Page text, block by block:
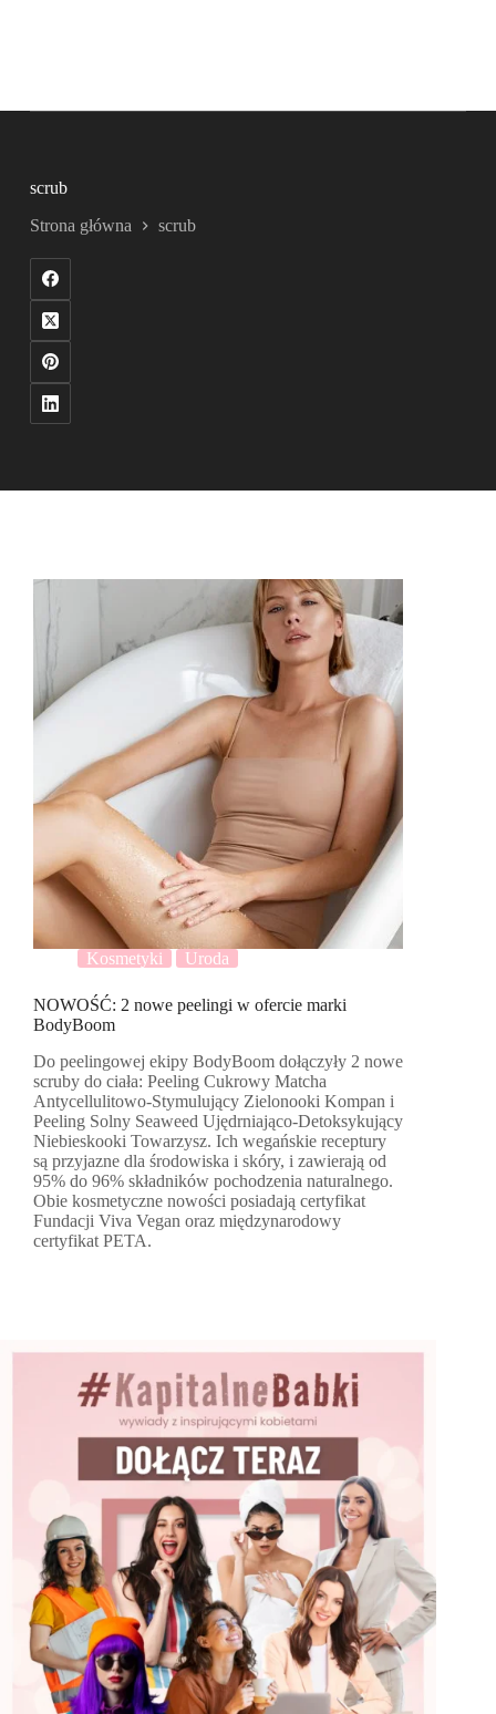
scrub
Strona główna scrub
Kosmetyki Uroda
NOWOŚĆ: 2 nowe peelingi w ofercie marki
BodyBoom
Do peelingowej ekipy BodyBoom dołączyły 2 nowe
scruby do ciała: Peeling Cukrowy Matcha
Antycellulitowo-Stymulujący Zielonooki Kompan i
Peeling Solny Seaweed Ujędrniająco-Detoksykujący
Niebieskooki Towarzysz. Ich wegańskie receptury
są przyjazne dla środowiska i skóry, i zawierają od
95% do 96% składników pochodzenia naturalnego.
Obie kosmetyczne nowości posiadają certyfikat
Fundacji Viva Vegan oraz międzynarodowy
certyfikat PETA.